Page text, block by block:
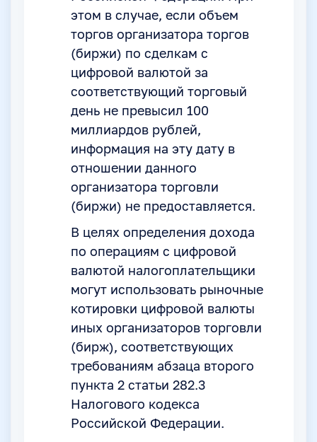
этом в случае, если объем
торгов организатора торгов
(биржи) по сделкам с
цифровой валютой за
соответствующий торговый
день не превысил 100
миллиардов рублей,
информация на эту дату в
отношении данного
организатора торговли
(биржи) не предоставляется.
В целях определения дохода
по операциям с цифровой
валютой налогоплательщики
могут использовать рыночные
котировки цифровой валюты
иных организаторов торговли
(бирж), соответствующих
требованиям абзаца второго
пункта 2 статьи 282.3
Налогового кодекса
Российской Федерации.